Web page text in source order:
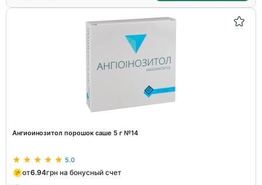
Ангиоинозитол порошок саше 5 г №14
5.0
от6.94грн на бонусный счет